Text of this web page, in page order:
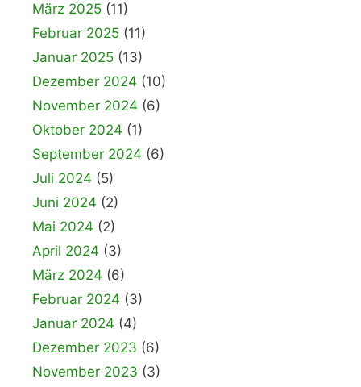
März 2025 (11)
Februar 2025 (11)
Januar 2025 (13)
Dezember 2024 (10)
November 2024 (6)
Oktober 2024 (1)
September 2024 (6)
Juli 2024 (5)
Juni 2024 (2)
Mai 2024 (2)
April 2024 (3)
März 2024 (6)
Februar 2024 (3)
Januar 2024 (4)
Dezember 2023 (6)
November 2023 (3)